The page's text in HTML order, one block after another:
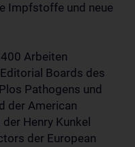
Impfstoffe und neue
Arbeiten
Boards des
Pathogens und
der American
Henry Kunkel
der European